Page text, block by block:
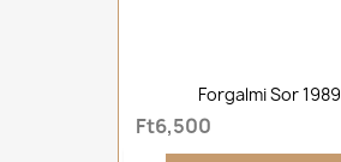
Forgalmi Sor 1989
Ft6,500